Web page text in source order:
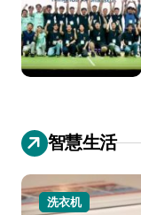
智慧生活
洗衣机